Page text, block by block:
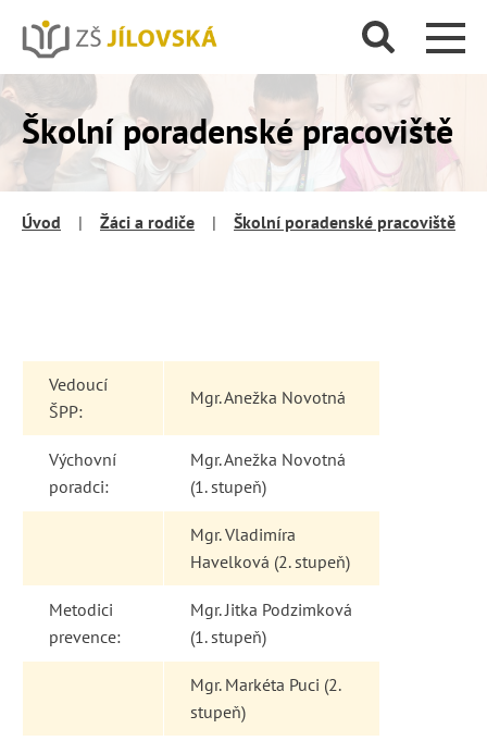
Školní poradenské pracoviště
Úvod | Žáci a rodiče | Školní poradenské pracoviště
Vedoucí
ŠPP:
Mgr. Anežka Novotná
Výchovní
poradci:
Mgr. Anežka Novotná
(1. stupeň)
Mgr. Vladimíra
Havelková (2. stupeň)
Metodici
prevence:
Mgr. Jitka Podzimková
(1. stupeň)
Mgr. Markéta Puci (2.
stupeň)